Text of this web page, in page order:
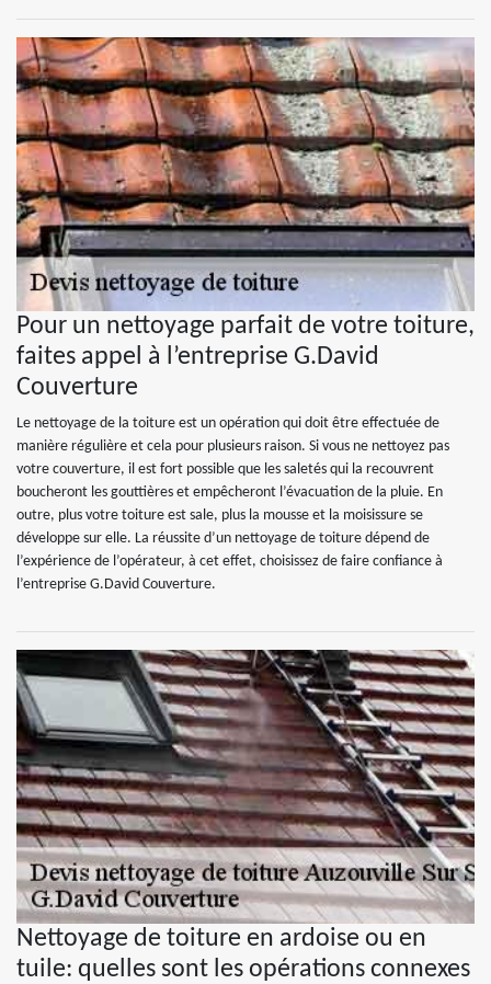
Pour un nettoyage parfait de votre toiture,
faites appel à l’entreprise G.David
Couverture
Le nettoyage de la toiture est un opération qui doit être effectuée de
manière régulière et cela pour plusieurs raison. Si vous ne nettoyez pas
votre couverture, il est fort possible que les saletés qui la recouvrent
boucheront les gouttières et empêcheront l’évacuation de la pluie. En
outre, plus votre toiture est sale, plus la mousse et la moisissure se
développe sur elle. La réussite d’un nettoyage de toiture dépend de
l’expérience de l’opérateur, à cet effet, choisissez de faire confiance à
l’entreprise G.David Couverture.
Nettoyage de toiture en ardoise ou en
tuile: quelles sont les opérations connexes